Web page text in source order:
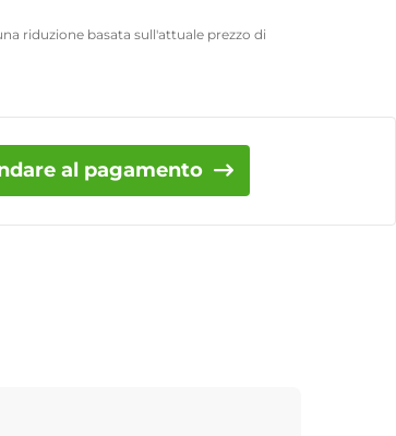
riduzione basata sull'attuale prezzo di
al pagamento